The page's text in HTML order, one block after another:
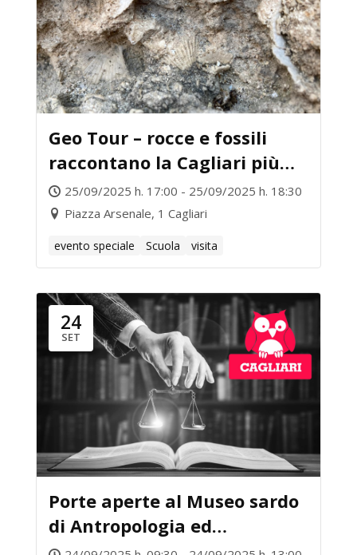
Geo Tour – rocce e fossili
raccontano la Cagliari più
antica
25/09/2025 h. 17:00 - 25/09/2025 h. 18:30
Piazza Arsenale, 1 Cagliari
evento speciale Scuola visita
24
SET
Porte aperte al Museo sardo
di Antropologia ed
Etnografia